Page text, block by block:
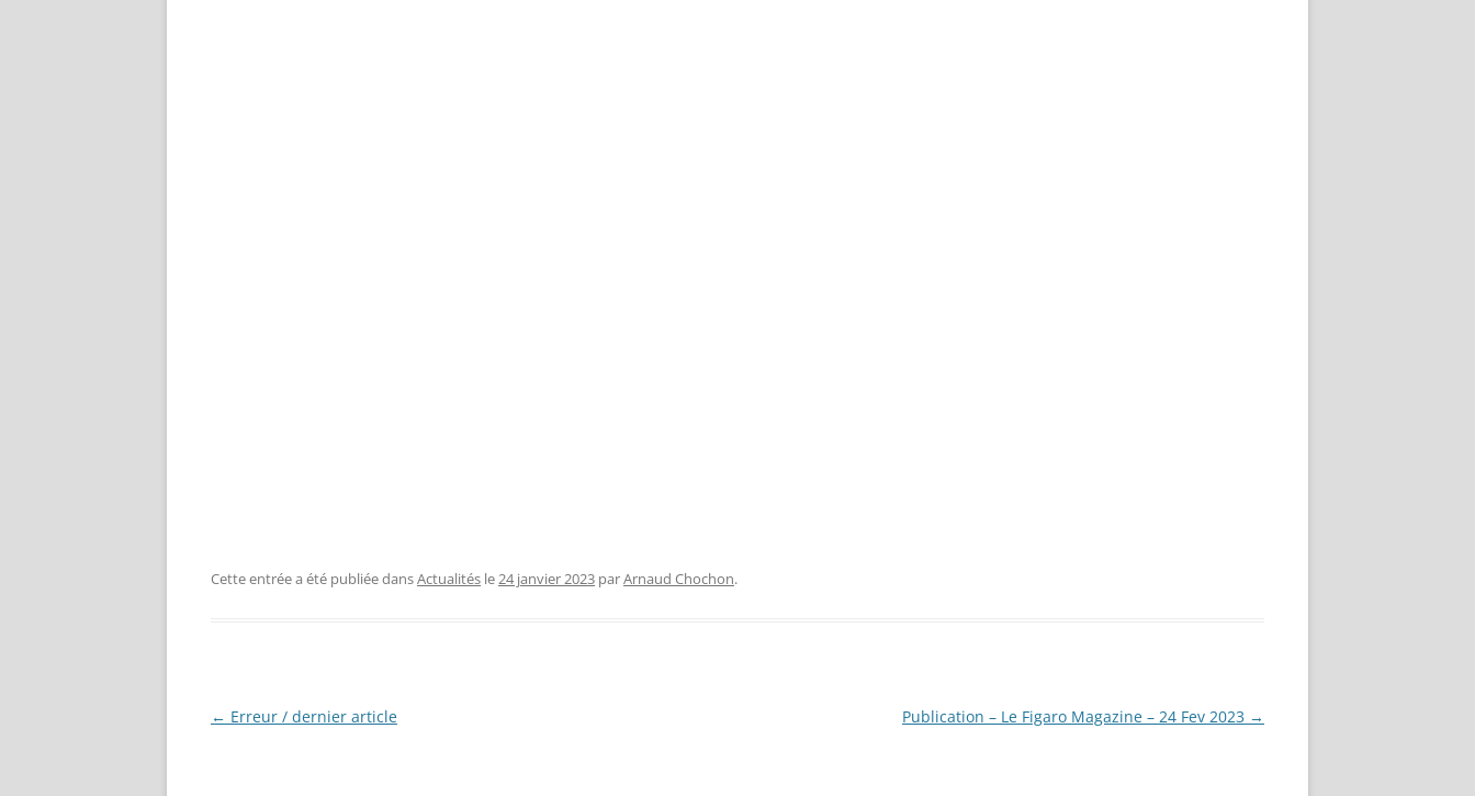
Cette entrée a été publiée dansActualités le24 janvier 2023 parArnaud Chochon.
Navigation
← Erreur / dernier article Publication – Le Figaro Magazine – 24 Fev 2023 →